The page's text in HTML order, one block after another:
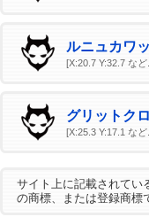
ルニュカワ
[X:20.7 Y:32.7 など
グリットク
[X:25.3 Y:17.1 など
サイト上に記載されてい
の商標、または登録商標